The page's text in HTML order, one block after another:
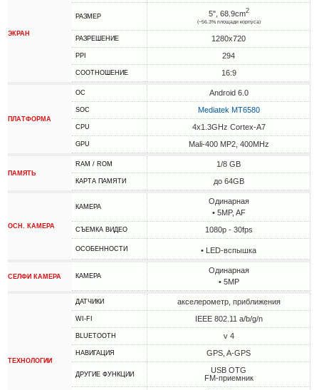
ЭКРАН
РАЗМЕР 5", 68.9cm2
(~56.3% площади корпуса)
РАЗРЕШЕНИЕ 1280x720
PPI 294
СООТНОШЕНИЕ 16:9
ПЛАТФОРМА
ОС Android 6.0
SOC Mediatek MT6580
CPU 4x1.3GHz Cortex-A7
GPU Mali-400 MP2, 400MHz
ПАМЯТЬ
RAM / ROM 1/8 GB
КАРТА ПАМЯТИ до 64GB
ОСН. КАМЕРА
КАМЕРА
Одинарная
• 5MP, AF
СЪЕМКА ВИДЕО 1080p - 30fps
ОСОБЕННОСТИ • LED-вспышка
СЕЛФИ КАМЕРА КАМЕРА
Одинарная
• 5MP
ТЕХНОЛОГИИ
ДАТЧИКИ акселерометр, приближения
WI-FI IEEE 802.11 a/b/g/n
BLUETOOTH v 4
НАВИГАЦИЯ GPS, A-GPS
ДРУГИЕ ФУНКЦИИ
USB OTG
FM-приемник